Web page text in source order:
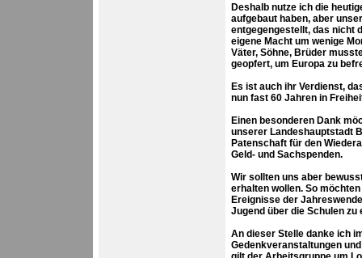
Deshalb nutze ich die
aufgebaut haben, aber
entgegengestellt, das nicht
eigene Macht um wenige
Väter, Söhne, Brüder
geopfert, um Europa zu
Es ist auch ihr Verdienst,
nun fast 60 Jahren in
Einen besonderen Dank
unserer Landeshauptstadt
Patenschaft für den
Geld- und Sachspenden.
Wir sollten uns aber
erhalten wollen. So
Ereignisse der
Jugend über die Schulen
An dieser Stelle danke ich
Gedenkveranstaltungen